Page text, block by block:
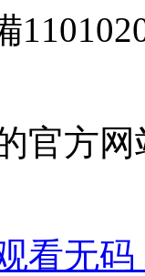
官方
看无